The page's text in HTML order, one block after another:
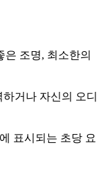
은 조명, 최소한의
거나 자신의 오디
표시되는 초당 요